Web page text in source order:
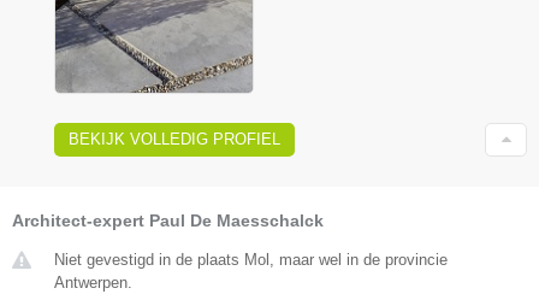
BEKIJK VOLLEDIG PROFIEL
Architect-expert Paul De Maesschalck
Niet gevestigd in de plaats Mol, maar wel in de provincie
Antwerpen.